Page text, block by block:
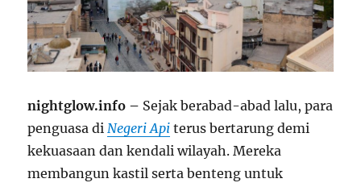
nightglow.info – Sejak berabad-abad lalu, para
penguasa diNegeri Api terus bertarung demi
kekuasaan dan kendali wilayah. Mereka
membangun kastil serta benteng untuk